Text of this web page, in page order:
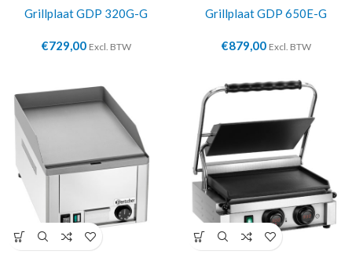
Grillplaat GDP 320G-G
€729,00 Excl. BTW
Grillplaat GDP 650E-G
€879,00 Excl. BTW